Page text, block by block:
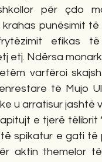
për çdo
punësimit
efikas
etj. Ndërsa
varfëroi
të Mujo
u arratisur jashtë
spikatur e gati të
aktin themelor